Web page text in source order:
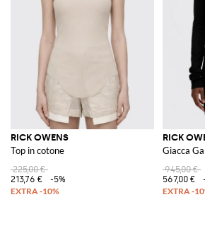
RICK OWENS
Top in cotone
225,00 €
213,76 €
-5%
RICK
Giacca
945,00 €
567,00 €